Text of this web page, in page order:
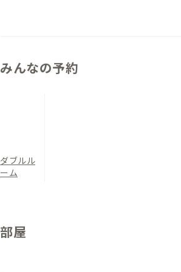
みんなの予約
ダブルル
ーム
部屋